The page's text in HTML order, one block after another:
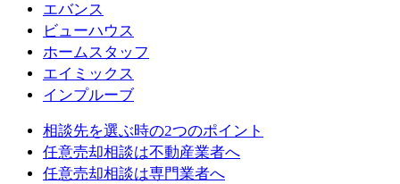
エバンス
ビューハウス
ホームスタッフ
エイミックス
インプルーブ
相談先を選ぶ時の2つのポイント
任意売却相談は不動産業者へ
任意売却相談は専門業者へ